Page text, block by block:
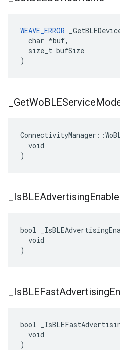
WEAVE_ERROR
  char *buf,
  size_t bufSize
)
GetWoBLEService
  void
)
IsBLEAdvertising
bool
  void
)
IsBLEFastAdvertising
bool
  void
)